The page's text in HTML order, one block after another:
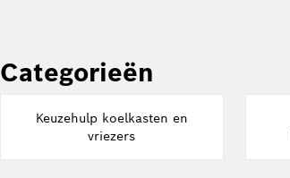
Categorieën
Keuzehulp koelkasten en
vriezers